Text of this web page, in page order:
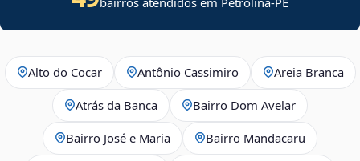
Alto do Cocar Antônio Cassimiro Areia Branca
Atrás da Banca Bairro Dom Avelar
Bairro José e Maria Bairro Mandacaru